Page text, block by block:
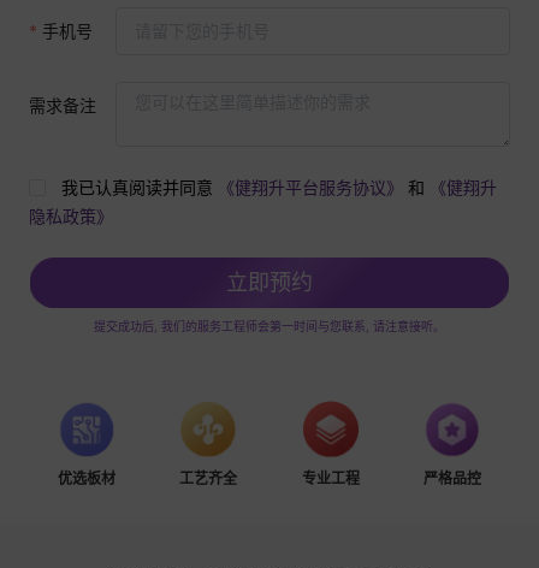
手机号
需求备注
我已认真阅读并同意 《健翔升平台服务协议》 和
《健翔升
隐私政策》
立即预约
提交成功后, 我们的服务工程师会第一时间与您联系, 请注意接听。
优选板材 工艺齐全 专业工程 严格品控